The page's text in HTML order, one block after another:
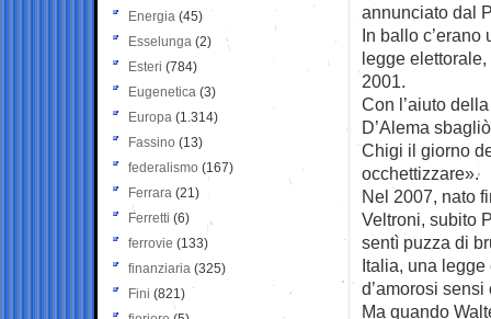
annunciato dal
In ballo
legge
2001.
Con l’aiuto
D’Alema
Chigi il giorno
occhettizzare».
Nel 2007, nato
Veltroni, subito
sentì puzza di
Italia, una
d’amorosi
Ma quando
Energia (45)
Esselunga (2)
Esteri (784)
Eugenetica (3)
Europa (1.314)
Fassino (13)
federalismo (167)
Ferrara (21)
Ferretti (6)
ferrovie (133)
finanziaria (325)
Fini (821)